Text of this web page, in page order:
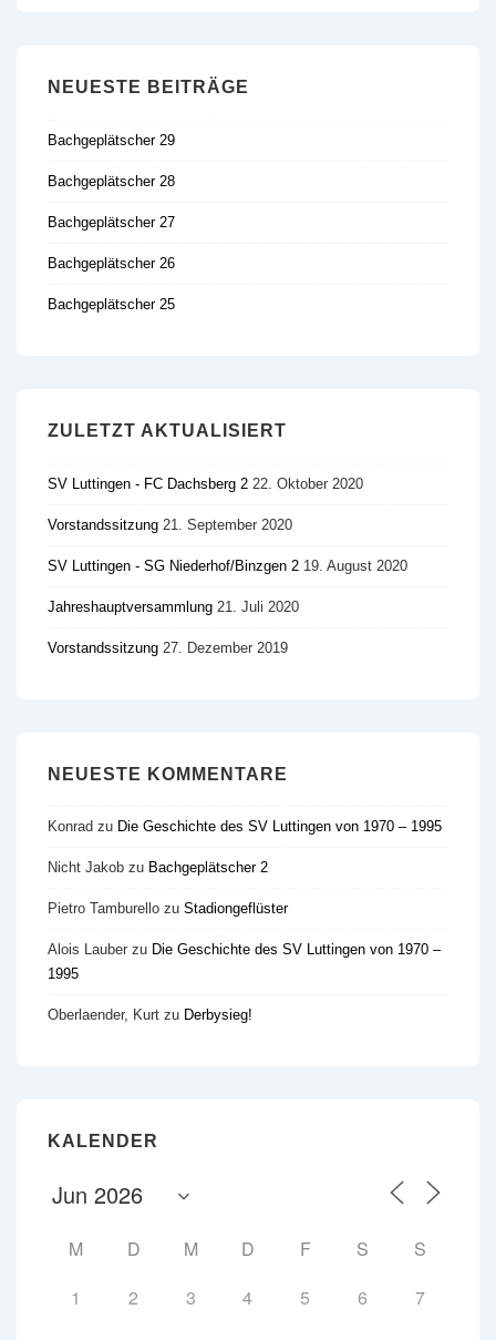
NEUESTE BEITRÄGE
Bachgeplätscher 29
Bachgeplätscher 28
Bachgeplätscher 27
Bachgeplätscher 26
Bachgeplätscher 25
ZULETZT AKTUALISIERT
SV Luttingen - FC Dachsberg 2 22. Oktober 2020
Vorstandssitzung 21. September 2020
SV Luttingen - SG Niederhof/​Binzgen 2 19. August 2020
Jahreshauptversammlung 21. Juli 2020
Vorstandssitzung 27. Dezember 2019
NEUESTE KOMMENTARE
Konrad zu Die Geschichte des SV Luttingen von 1970 – 1995
Nicht Jakob zu Bachgeplätscher 2
Pietro Tamburello zu Stadiongeflüster
Alois Lauber zu Die Geschichte des SV Luttingen von 1970 –
1995
Oberlaender, Kurt zu Derbysieg!
KALENDER
M D M D F S
S
1
2 3 4 5 6 7